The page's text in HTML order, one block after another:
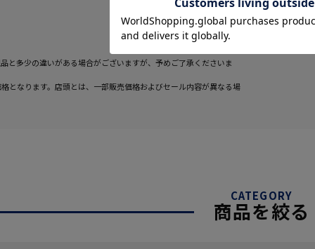
と多少の違いがある場合がございますが、予めご了承くださいま
となります。店頭とは、一部販売価格およびセール内容が異なる場
CATEGORY
商品を絞る